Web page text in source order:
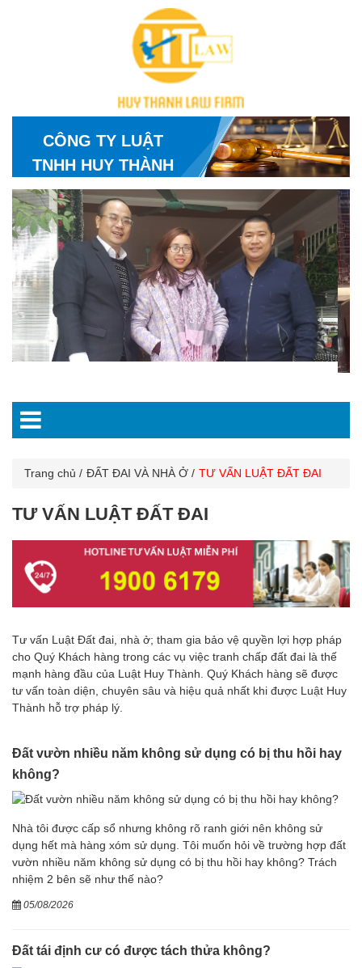
CÔNG TY LUẬT
TNHH HUY THÀNH
Trang chủ ĐẤT ĐAI VÀ NHÀ Ở TƯ VẤN LUẬT ĐẤT ĐAI
TƯ VẤN LUẬT ĐẤT ĐAI
Tư vấn Luật Đất đai, nhà ở; tham gia bảo vệ quyền lợi hợp pháp
cho Quý Khách hàng trong các vụ việc tranh chấp đất đai là thế
mạnh hàng đầu của Luật Huy Thành. Quý Khách hàng sẽ được
tư vấn toàn diện, chuyên sâu và hiệu quả nhất khi được Luật Huy
Thành hỗ trợ pháp lý.
Đất vườn nhiều năm không sử dụng có bị thu hồi hay
không?
Nhà tôi được cấp sổ nhưng không rõ ranh giới nên không sử
dụng hết mà hàng xóm sử dụng. Tôi muốn hỏi về trường hợp đất
vườn nhiều năm không sử dụng có bị thu hồi hay không? Trách
nhiệm 2 bên sẽ như thế nào?
05/08/2026
Đất tái định cư có được tách thửa không?